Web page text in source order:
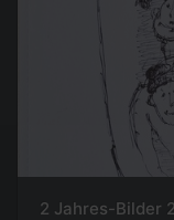
2 Jahres-Bilder 2